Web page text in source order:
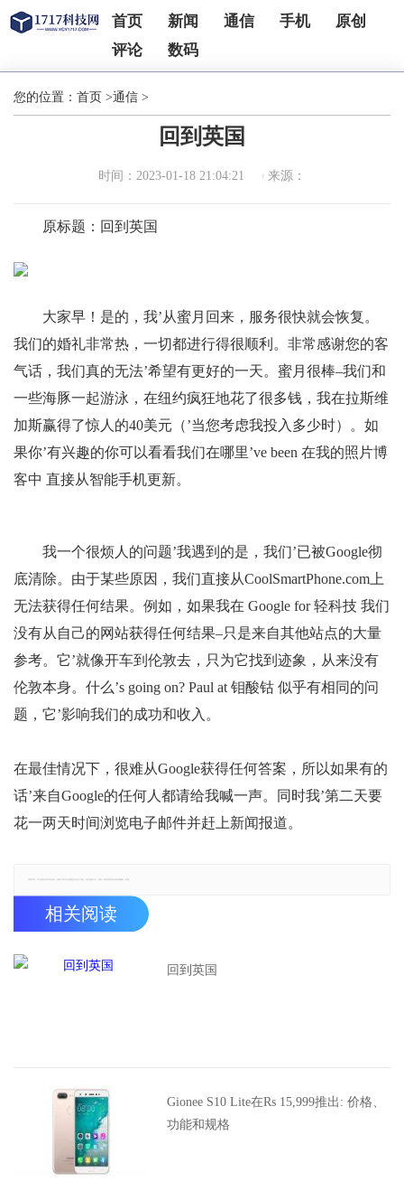
首页 新闻 通信 手机
原创
评论
数码
您的位置： 首页 >通信 >
回到英国
时间：2023-01-18 21:04:21 来源：
原标题：回到英国
大家早！是的，我’从蜜月回来，服务很快就会恢复。
我们的婚礼非常热，一切都进行得很顺利。非常感谢您的客
气话，我们真的无法’希望有更好的一天。蜜月很棒–我们和
一些海豚一起游泳，在纽约疯狂地花了很多钱，我在拉斯维
加斯赢得了惊人的40美元（’当您考虑我投入多少时）。如
果你’有兴趣的你可以看看我们在哪里’ve been 在我的照片博
客中 直接从智能手机更新。
我一个很烦人的问题’我遇到的是，我们’已被Google彻
底清除。由于某些原因，我们直接从CoolSmartPhone.com上
无法获得任何结果。例如，如果我在 Google for 轻科技 我们
没有从自己的网站获得任何结果–只是来自其他站点的大量
参考。它’就像开车到伦敦去，只为它找到迹象，从来没有
伦敦本身。什么’s going on? Paul at 钼酸钴 似乎有相同的问
题，它’影响我们的成功和收入。
在最佳情况下，很难从Google获得任何答案，所以如果有的
话’来自Google的任何人都请给我喊一声。同时我’第二天要
花一两天时间浏览电子邮件并赶上新闻报道。
相关阅读
回到英国
Gionee S10 Lite在Rs 15,999推出: 价格、
功能和规格